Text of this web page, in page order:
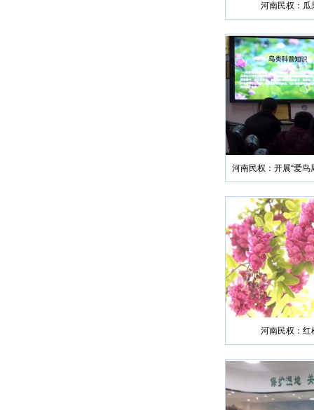
河南民权：瓜
河南民权：开展“爱鸟
河南民权：红